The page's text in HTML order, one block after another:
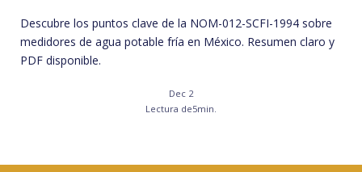
Descubre los puntos clave de la NOM-012-SCFI-1994 sobre
medidores de agua potable fría en México. Resumen claro y
PDF disponible.
Dec 2
Lectura de5min.